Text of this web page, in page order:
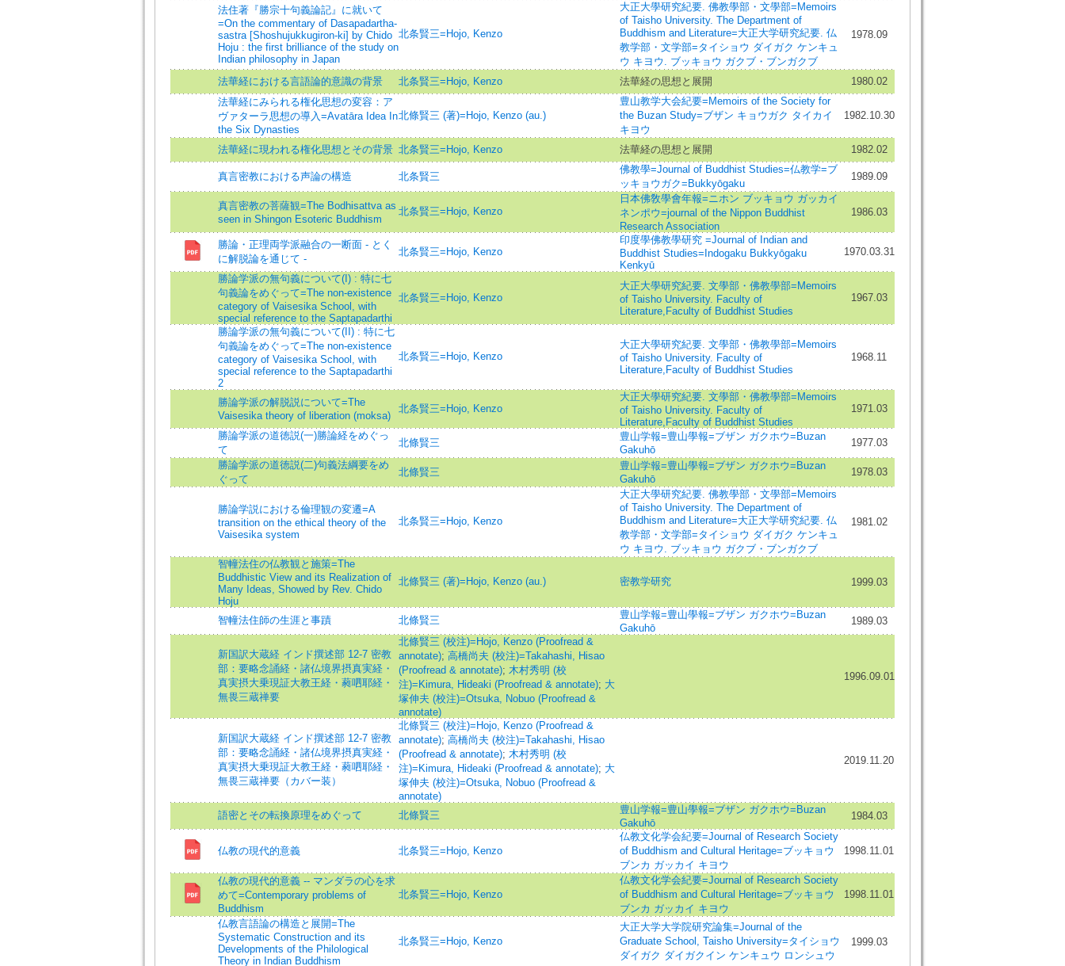
法住著『勝宗十句義論記』に就いて
=On the commentary of Dasapadartha-
sastra [Shoshujukkugiron-ki] by Chido
Hoju : the first brilliance of the study on
Indian philosophy in Japan
北条賢三=Hojo, Kenzo
大正大學研究紀要. 佛教學部・文學部=Memoirs
of Taisho University. The Department of
Buddhism and Literature=大正大学研究紀要. 仏
教学部・文学部=タイショウ ダイガク ケンキュ
ウ キヨウ. ブッキョウ ガクブ・ブンガクブ
1978.09
法華経における言語論的意識の背景 北条賢三=Hojo, Kenzo 法華経の思想と展開
1980.02
法華経にみられる権化思想の変容：ア
ヴァターラ思想の導入=Avatāra Idea In
the Six Dynasties
北條賢三 (著)=Hojo, Kenzo (au.)
豊山教学大会紀要=Memoirs of the Society for
the Buzan Study=ブザン キョウガク タイカイ
キヨウ
1982.10.30
法華経に現われる権化思想とその背景 北条賢三=Hojo, Kenzo 法華経の思想と展開 1982.02
真言密教における声論の構造 北条賢三
佛教學=Journal of Buddhist Studies=仏教学=ブ
ッキョウガク=Bukkyōgaku
1989.09
真言密教の菩薩観=The Bodhisattva as
seen in Shingon Esoteric Buddhism
北条賢三=Hojo, Kenzo
日本佛敎學會年報=ニホン ブッキョウ ガッカイ
ネンポウ=journal of the Nippon Buddhist
Research Association
1986.03
勝論・正理両学派融合の一断面 - とく
に解脱論を通じて -
北条賢三=Hojo, Kenzo
印度學佛教學研究 =Journal of Indian and
Buddhist Studies=Indogaku Bukkyōgaku
Kenkyū
1970.03.31
勝論学派の無句義について(I) : 特に七
句義論をめぐって=The non-existence
category of Vaisesika School, with
special reference to the Saptapadarthi
北条賢三=Hojo, Kenzo
大正大學研究紀要. 文學部・佛教學部=Memoirs
of Taisho University. Faculty of
Literature,Faculty of Buddhist Studies
1967.03
勝論学派の無句義について(II) : 特に七
句義論をめぐって=The non-existence
category of Vaisesika School, with
special reference to the Saptapadarthi
2
北条賢三=Hojo, Kenzo
大正大學研究紀要. 文學部・佛教學部=Memoirs
of Taisho University. Faculty of
Literature,Faculty of Buddhist Studies
1968.11
勝論学派の解脱説について=The
Vaisesika theory of liberation (moksa)
北条賢三=Hojo, Kenzo
大正大學研究紀要. 文學部・佛教學部=Memoirs
of Taisho University. Faculty of
Literature,Faculty of Buddhist Studies
1971.03
勝論学派の道徳説(一)勝論経をめぐっ
て
北條賢三
豊山学報=豊山學報=ブザン ガクホウ=Buzan
Gakuhō
1977.03
勝論学派の道徳説(二)句義法綱要をめ
ぐって
北條賢三
豊山学報=豊山學報=ブザン ガクホウ=Buzan
Gakuhō
1978.03
勝論学説における倫理観の変遷=A
transition on the ethical theory of the
Vaisesika system
北条賢三=Hojo, Kenzo
大正大學研究紀要. 佛教學部・文學部=Memoirs
of Taisho University. The Department of
Buddhism and Literature=大正大学研究紀要. 仏
教学部・文学部=タイショウ ダイガク ケンキュ
ウ キヨウ. ブッキョウ ガクブ・ブンガクブ
1981.02
智幢法住の仏教観と施策=The
Buddhistic View and its Realization of
Many Ideas, Showed by Rev. Chido
Hoju
北條賢三 (著)=Hojo, Kenzo (au.) 密教学研究 1999.03
智幢法住師の生涯と事蹟 北條賢三
豊山学報=豊山學報=ブザン ガクホウ=Buzan
Gakuhō
1989.03
新国訳大蔵経 インド撰述部 12-7 密教
部：要略念誦経・諸仏境界摂真実経・
真実摂大乗現証大教王経・蕤呬耶経・
無畏三蔵禅要
北條賢三 (校注)=Hojo, Kenzo (Proofread &
annotate); 高橋尚夫 (校注)=Takahashi, Hisao
(Proofread & annotate); 木村秀明 (校
注)=Kimura, Hideaki (Proofread & annotate); 大
塚伸夫 (校注)=Otsuka, Nobuo (Proofread &
annotate)
1996.09.01
新国訳大蔵経 インド撰述部 12-7 密教
部：要略念誦経・諸仏境界摂真実経・
真実摂大乗現証大教王経・蕤呬耶経・
無畏三蔵禅要（カバー装）
北條賢三 (校注)=Hojo, Kenzo (Proofread &
annotate); 高橋尚夫 (校注)=Takahashi, Hisao
(Proofread & annotate); 木村秀明 (校
注)=Kimura, Hideaki (Proofread & annotate); 大
塚伸夫 (校注)=Otsuka, Nobuo (Proofread &
annotate)
2019.11.20
語密とその転換原理をめぐって 北條賢三
豊山学報=豊山學報=ブザン ガクホウ=Buzan
Gakuhō
1984.03
仏教の現代的意義 北条賢三=Hojo, Kenzo
仏教文化学会紀要=Journal of Research Society
of Buddhism and Cultural Heritage=ブッキョウ
ブンカ ガッカイ キヨウ
1998.11.01
仏教の現代的意義 -- マンダラの心を求
めて=Contemporary problems of
Buddhism
北条賢三=Hojo, Kenzo
仏教文化学会紀要=Journal of Research Society
of Buddhism and Cultural Heritage=ブッキョウ
ブンカ ガッカイ キヨウ
1998.11.01
仏教言語論の構造と展開=The
Systematic Construction and its
Developments of the Philological
Theory in Indian Buddhism
北条賢三=Hojo, Kenzo
大正大学大学院研究論集=Journal of the
Graduate School, Taisho University=タイショウ
ダイガク ダイガクイン ケンキュウ ロンシュウ
1999.03